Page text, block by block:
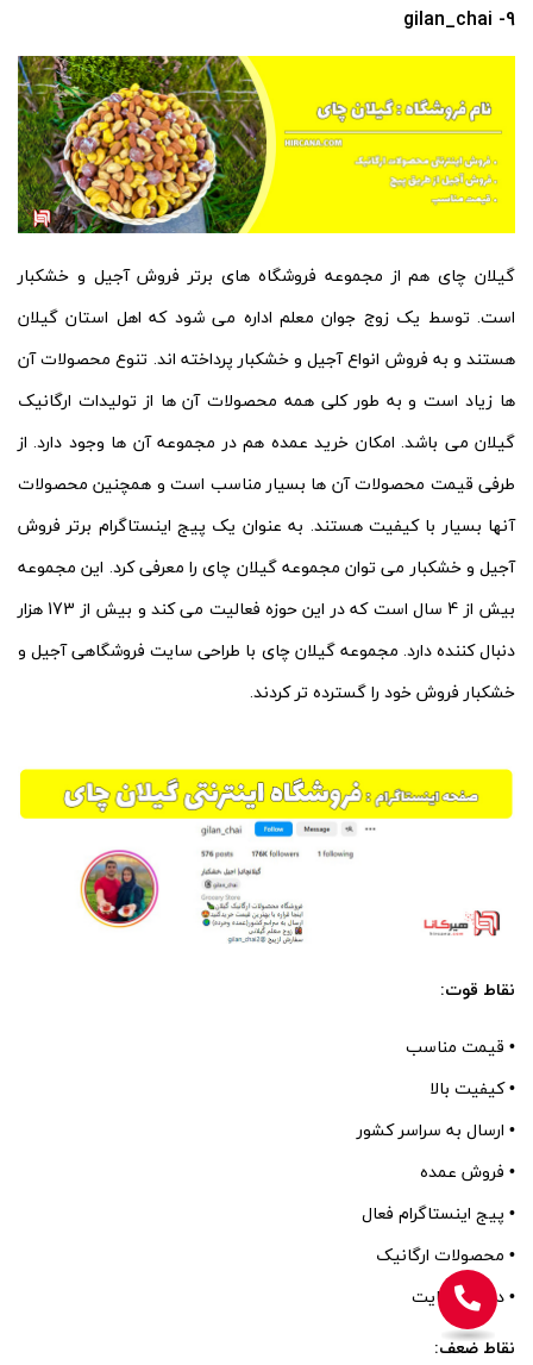
9- gilan_chai
گیلان چای هم از مجموعه فروشگاه های برتر فروش آجیل و خشکبار
است. توسط یک زوج جوان معلم اداره می شود که اهل استان گیلان
هستند و به فروش انواع آجیل و خشکبار پرداخته اند. تنوع محصولات آن
ها زیاد است و به طور کلی همه محصولات آن ها از تولیدات ارگانیک
گیلان می باشد. امکان خرید عمده هم در مجموعه آن ها وجود دارد. از
طرفی قیمت محصولات آن ها بسیار مناسب است و همچنین محصولات
آنها بسیار با کیفیت هستند. به عنوان یک پیج اینستاگرام برتر فروش
آجیل و خشکبار می توان مجموعه گیلان چای را معرفی کرد. این مجموعه
بیش از 4 سال است که در این حوزه فعالیت می کند و بیش از 173 هزار
دنبال کننده دارد. مجموعه گیلان چای با طراحی سایت فروشگاهی آجیل و
خشکبار فروش خود را گسترده تر کردند.
نقاط قوت:
• قیمت مناسب
• کیفیت بالا
• ارسال به سراسر کشور
• فروش عمده
• پیج اینستاگرام فعال
• محصولات ارگانیک
• داشتن سایت
نقاط ضعف: